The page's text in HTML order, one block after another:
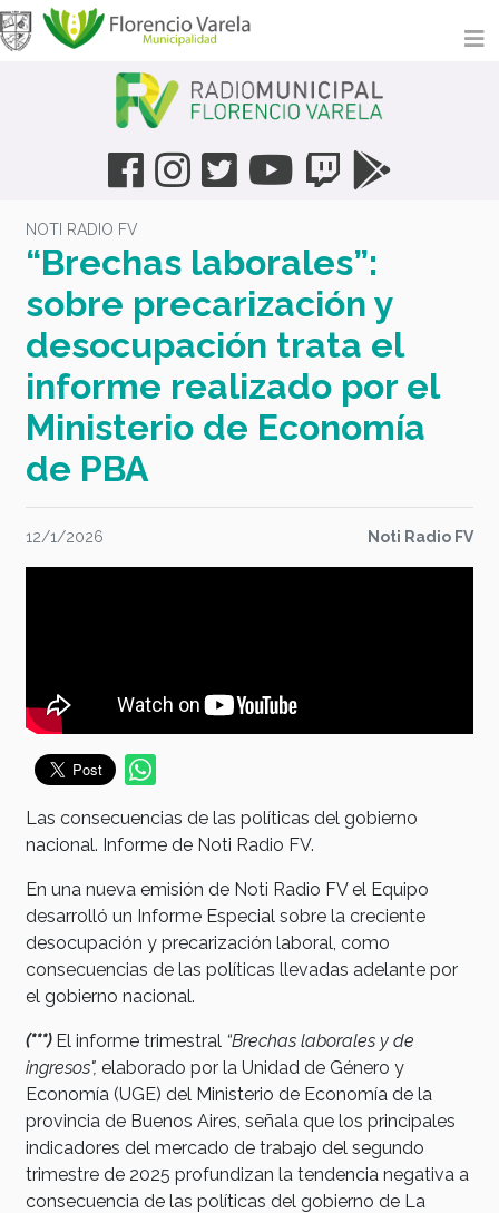
NOTI RADIO FV
“Brechas laborales”:
sobre precarización y
desocupación trata el
informe realizado por el
Ministerio de Economía
de PBA
12/1/2026 Noti Radio FV
Las consecuencias de las políticas del gobierno
nacional. Informe de Noti Radio FV.
En una nueva emisión de Noti Radio FV el Equipo
desarrolló un Informe Especial sobre la creciente
desocupación y precarización laboral, como
consecuencias de las políticas llevadas adelante por
el gobierno nacional.
(***)El informe trimestral “Brechas laborales y de
ingresos", elaborado por la Unidad de Género y
Economía (UGE) del Ministerio de Economía de la
provincia de Buenos Aires, señala que los principales
indicadores del mercado de trabajo del segundo
trimestre de 2025 profundizan la tendencia negativa a
consecuencia de las políticas del gobierno de La